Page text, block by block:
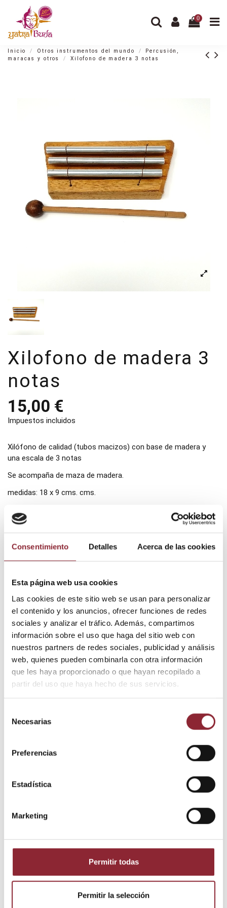
Consentimiento Detalles Acerca de las cookies
Esta página web usa cookies
Las cookies de este sitio web se usan para personalizar
el contenido y los anuncios, ofrecer funciones de redes
sociales y analizar el tráfico. Además, compartimos
información sobre el uso que haga del sitio web con
nuestros partners de redes sociales, publicidad y análisis
web, quienes pueden combinarla con otra información
que les haya proporcionado o que hayan recopilado a
partir del uso que haya hecho de sus servicios.
Necesarias
Preferencias
Estadística
Marketing
Permitir todas
Permitir la selección
0
Inicio Otros instrumentos del mundo
Percusión,
maracas y otros
Xilofono de madera 3 notas
Xilofono de madera 3
notas
15,00 €
Impuestos incluidos
Xilófono de calidad (tubos macizos) con base de madera y
una escala de 3 notas
Se acompaña de maza de madera.
medidas: 18 x 9 cms. cms.
Añadir al carrito
¿Tienes dudas? Te asesoramos
Envío gratis +60€
Pago seguro
Entrega 24/72h